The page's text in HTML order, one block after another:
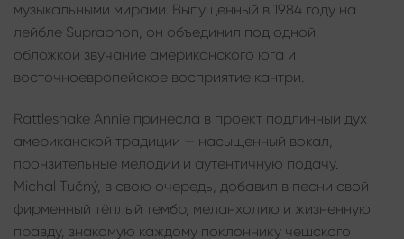
музыкальными мирами. Выпущенный в 1984 году на
лейбле Supraphon, он объединил под одной
обложкой звучание американского юга и
восточноевропейское восприятие кантри.
Rattlesnake Annie принесла в проект подлинный дух
американской традиции — насыщенный вокал,
пронзительные мелодии и аутентичную подачу.
Michal Tučný, в свою очередь, добавил в песни свой
фирменный тёплый тембр, меланхолию и жизненную
правду, знакомую каждому поклоннику чешского